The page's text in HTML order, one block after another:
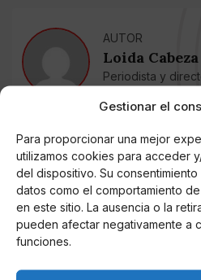
Gestionar el
Para proporcionar una mejor
utilizamos cookies para acceder
del dispositivo. Su
datos como el comportamiento
en este sitio. La ausencia o la
pueden afectar negativamente a
funciones.
AUTOR
Loida Cabeza
Periodista y
Noticias
Online Casino
Mejores Cripto
Colombia 2025:
Criptomonedas